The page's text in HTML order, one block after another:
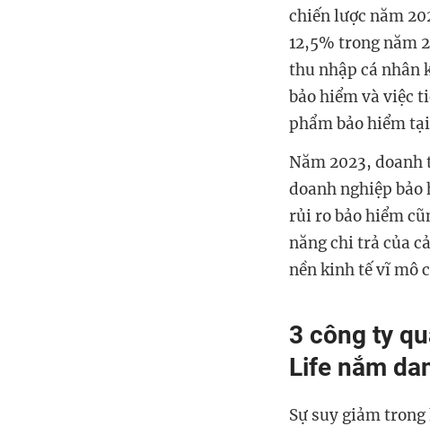
chiến lược năm
12,5% trong năm
thu nhập cá nhân
bảo hiểm và việc
phẩm bảo hiểm
Năm 2023, doanh
doanh nghiệp
rủi ro bảo hiểm
năng chi trả của
nền kinh tế vĩ mô
3 công ty
Life nắm
Sự suy giảm